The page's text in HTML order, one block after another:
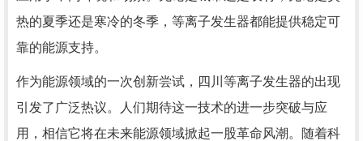
热的夏季还是寒冷的冬季，等离子发生器都能提供稳定可
靠的能源支持。
作为能源领域的一次创新尝试，四川等离子发生器的出现
引发了广泛热议。人们期待这一技术的进一步突破与应
用，相信它将在未来能源领域掀起一股革命风潮。随着科